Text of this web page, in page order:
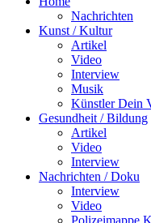
Nachrichten
Kunst / Kultur
Artikel
Video
Interview
Musik
Künstler Dein
Gesundheit / Bildung
Artikel
Video
Interview
Nachrichten / Doku
Interview
Video
Polizeimappe